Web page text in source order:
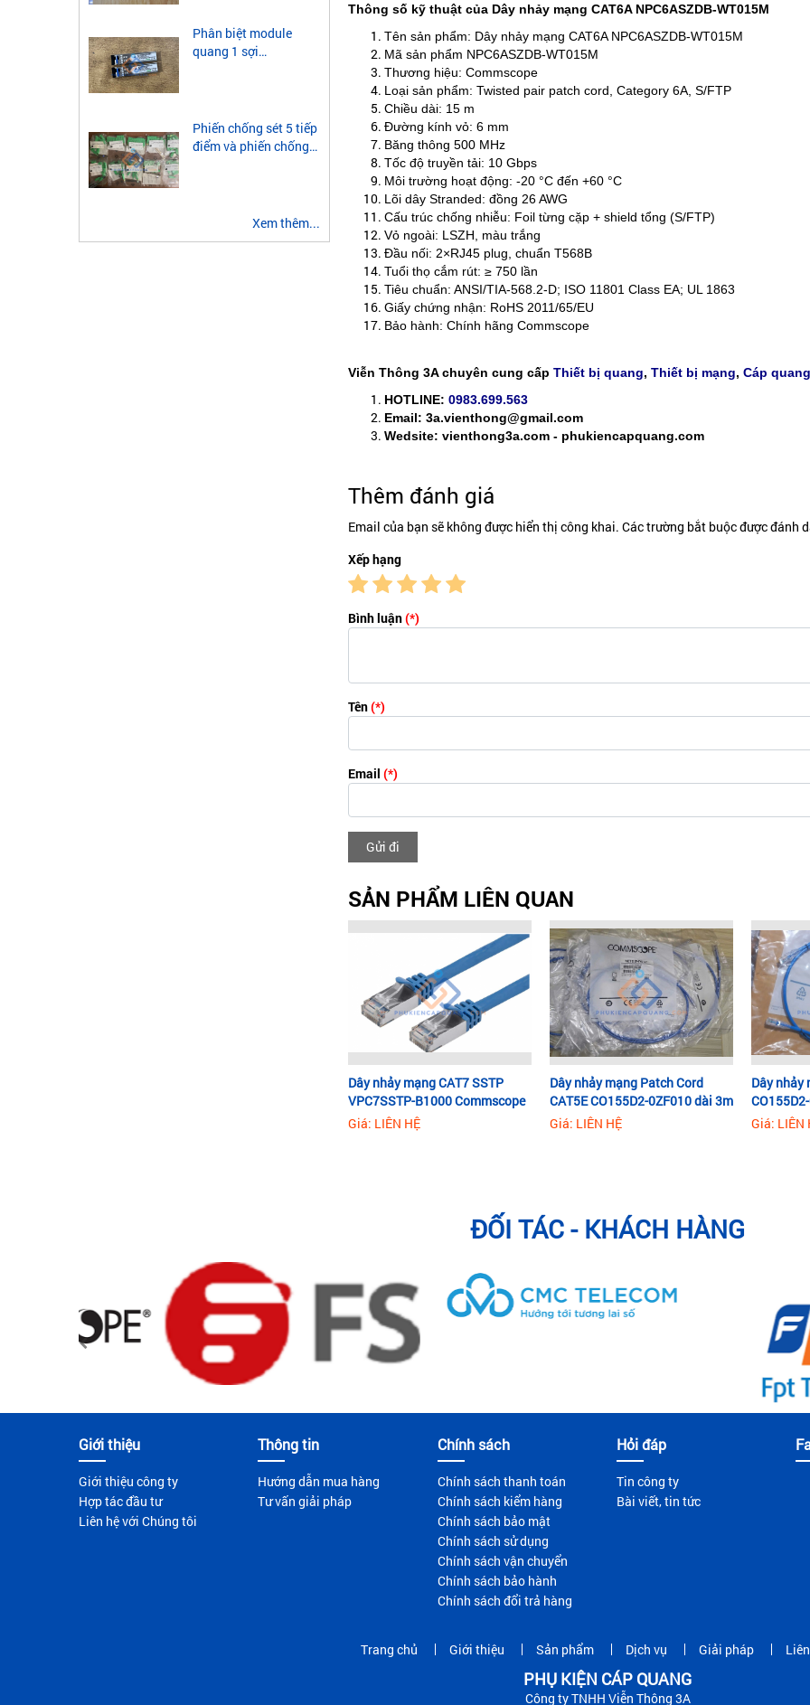
Phân biệt module
quang 1 sợi
Phiến chống sét 5 tiếp
điểm và phiến chống
Xem thêm...
Thông số kỹ thuật của Dây nhảy mạng CAT6A NPC6ASZDB-WT015M
Tên sản phẩm: Dây nhảy mạng CAT6A NPC6ASZDB-WT015M
Mã sản phẩm NPC6ASZDB-WT015M
Thương hiệu: Commscope
Loại sản phẩm: Twisted pair patch cord, Category 6A, S/FTP
Chiều dài: 15 m
Đường kính vỏ: 6 mm
Băng thông 500 MHz
Tốc độ truyền tải: 10 Gbps
Môi trường hoạt động: -20 °C đến +60 °C
Lõi dây Stranded: đồng 26 AWG
Cấu trúc chống nhiễu: Foil từng cặp + shield tổng (S/FTP)
Vỏ ngoài: LSZH, màu trắng
Đầu nối: 2×RJ45 plug, chuẩn T568B
Tuổi thọ cắm rút: ≥ 750 lần
Tiêu chuẩn: ANSI/TIA-568.2-D; ISO 11801 Class EA; UL 1863
Giấy chứng nhận: RoHS 2011/65/EU
Bảo hành: Chính hãng Commscope
Viễn Thông 3A chuyên cung cấp Thiết bị quang, Thiết bị mạng, Cáp quang
HOTLINE: 0983.699.563
Email: 3a.vienthong@gmail.com
Wedsite: vienthong3a.com - phukiencapquang.com
Thêm đánh giá
Email của bạn sẽ không được hiển thị công khai. Các trường bắt buộc được đánh
Xếp hạng
Bình luận(*)
Tên(*)
Email (*)
Gửi đi
SẢN PHẨM LIÊN QUAN
Dây nhảy mạng CAT7 SSTP
VPC7SSTP-B1000 Commscope
dài 10m
Giá: LIÊN HỆ
Dây nhảy mạng Patch Cord
CAT5E CO155D2-0ZF010 dài 3m
Giá: LIÊN HỆ
Dây nhảy
dài 1.5m
Giá: LIÊN
ĐỐI TÁC - KHÁCH HÀNG
Giới thiệu
Giới thiệu công ty
Hợp tác đầu tư
Liên hệ với Chúng tôi
Thông tin
Hướng dẫn mua hàng
Tư vấn giải pháp
Chính sách
Chính sách thanh toán
Chính sách kiểm hàng
Chính sách bảo mật
Chính sách sử dụng
Chính sách vận chuyển
Chính sách bảo hành
Chính sách đổi trả hàng
Hỏi đáp
Tin công ty
Bài viết, tin tức
Trang chủ Giới thiệu Sản phẩm Dịch vụ Giải pháp
PHỤ KIỆN CÁP QUANG
Công ty TNHH Viễn Thông 3A